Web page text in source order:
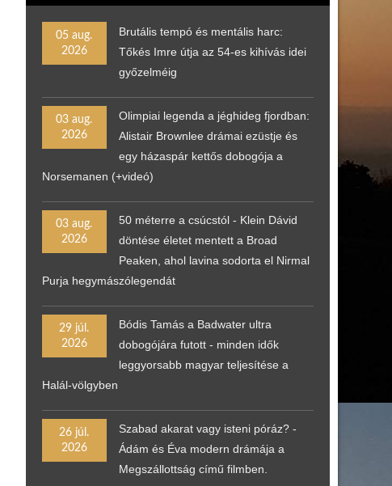
05 aug.
2026
Brutális tempó és mentális harc:
Tőkés Imre útja az 54-es kihívás idei
győzelméig
03 aug.
2026
Olimpiai legenda a jéghideg fjordban:
Alistair Brownlee drámai ezüstje és
egy házaspár kettős dobogója a
Norsemanen (+videó)
03 aug.
2026
50 méterre a csúcstól - Klein Dávid
döntése életet mentett a Broad
Peaken, ahol lavina sodorta el Nirmal
Purja hegymászólegendát
29 júl.
2026
Bódis Tamás a Badwater ultra
dobogójára futott - minden idők
leggyorsabb magyar teljesítése a
Halál-völgyben
26 júl.
2026
Szabad akarat vagy isteni póráz? -
Ádám és Éva modern drámája a
Megszállottság című filmben.